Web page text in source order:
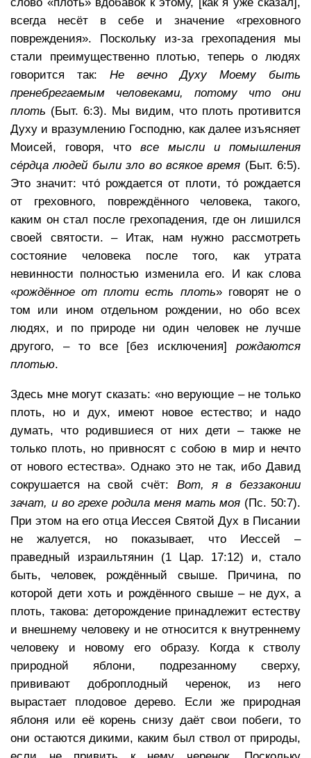
всегда несёт в себе и значение «греховного
повреждения». Поскольку из-за грехопадения мы
стали преимущественно плотью, теперь о людях
говорится так: Не вечно Духу Моему быть
пренебрегаемым человеками, потому что они
плоть (Быт. 6:3). Мы видим, что плоть противится
Духу и вразумлению Господню, как далее изъясняет
Моисей, говоря, что все мысли и помышления
се́рдца людей были зло во всякое время (Быт. 6:5).
Это значит: что́ рождается от плоти, то́ рождается
от греховного, повреждённого человека, такого,
каким он стал после грехопадения, где он лишился
своей святости. – Итак, нам нужно рассмотреть
состояние человека после того, как утрата
невинности полностью изменила его. И как слова
«рождённое от плоти есть плоть» говорят не о
том или ином отдельном рождении, но обо всех
людях, и по природе ни один человек не лучше
другого, – то все [без исключения] рождаются
плотью.
Здесь мне могут сказать: «но верующие – не только
плоть, но и дух, имеют новое естество; и надо
думать, что родившиеся от них дети – также не
только плоть, но привносят с собою в мир и нечто
от нового естества». Однако это не так, ибо Давид
сокрушается на свой счёт: Вот, я в беззаконии
зачат, и во грехе родила меня мать моя (Пс. 50:7).
При этом на его отца Иессея Святой Дух в Писании
не жалуется, но показывает, что Иессей –
праведный израильтянин (1 Цар. 17:12) и, стало
быть, человек, рождённый свыше. Причина, по
которой дети хоть и рождённого свыше – не дух, а
плоть, такова: деторождение принадлежит естеству
и внешнему человеку и не относится к внутреннему
человеку и новому его образу. Когда к стволу
природной яблони, подрезанному сверху,
прививают доброплодный черенок, из него
вырастает плодовое дерево. Если же природная
яблоня или её корень снизу даёт свои побеги, то
они остаются дикими, каким был ствол от природы,